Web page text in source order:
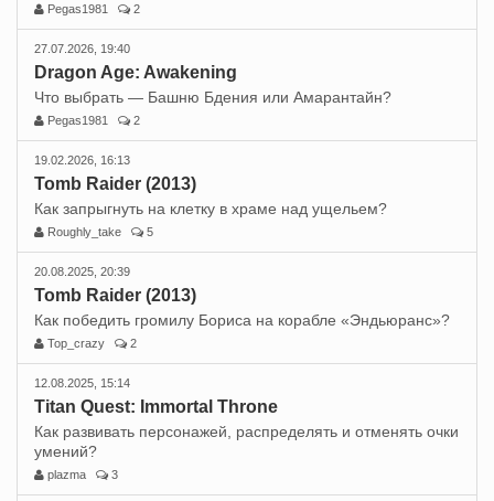
Pegas1981 2
27.07.2026, 19:40
Dragon Age: Awakening
Что выбрать — Башню Бдения или Амарантайн?
Pegas1981 2
19.02.2026, 16:13
Tomb Raider (2013)
Как запрыгнуть на клетку в храме над ущельем?
Roughly_take 5
20.08.2025, 20:39
Tomb Raider (2013)
Как победить громилу Бориса на корабле «Эндьюранс»?
Top_crazy 2
12.08.2025, 15:14
Titan Quest: Immortal Throne
Как развивать персонажей, распределять и отменять очки
умений?
plazma 3